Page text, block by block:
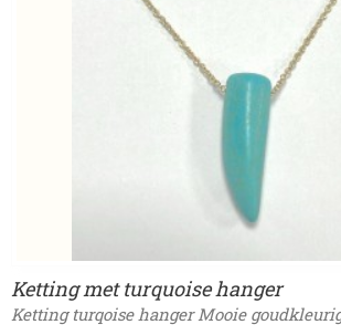
Ketting met turquoise hanger
Ketting turqoise hanger Mooie